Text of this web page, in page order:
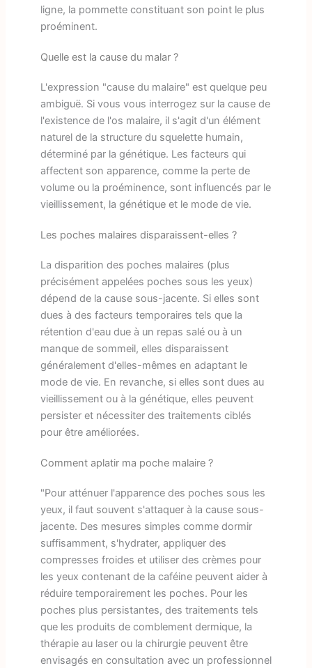
ligne, la pommette constituant son point le plus
proéminent.
Quelle est la cause du malar ?
L'expression "cause du malaire" est quelque peu
ambiguë. Si vous vous interrogez sur la cause de
l'existence de l'os malaire, il s'agit d'un élément
naturel de la structure du squelette humain,
déterminé par la génétique. Les facteurs qui
affectent son apparence, comme la perte de
volume ou la proéminence, sont influencés par le
vieillissement, la génétique et le mode de vie.
Les poches malaires disparaissent-elles ?
La disparition des poches malaires (plus
précisément appelées poches sous les yeux)
dépend de la cause sous-jacente. Si elles sont
dues à des facteurs temporaires tels que la
rétention d'eau due à un repas salé ou à un
manque de sommeil, elles disparaissent
généralement d'elles-mêmes en adaptant le
mode de vie. En revanche, si elles sont dues au
vieillissement ou à la génétique, elles peuvent
persister et nécessiter des traitements ciblés
pour être améliorées.
Comment aplatir ma poche malaire ?
"Pour atténuer l'apparence des poches sous les
yeux, il faut souvent s'attaquer à la cause sous-
jacente. Des mesures simples comme dormir
suffisamment, s'hydrater, appliquer des
compresses froides et utiliser des crèmes pour
les yeux contenant de la caféine peuvent aider à
réduire temporairement les poches. Pour les
poches plus persistantes, des traitements tels
que les produits de comblement dermique, la
thérapie au laser ou la chirurgie peuvent être
envisagés en consultation avec un professionnel